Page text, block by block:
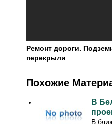
Ремонт дороги.
перекрыли
Похожие
В
В